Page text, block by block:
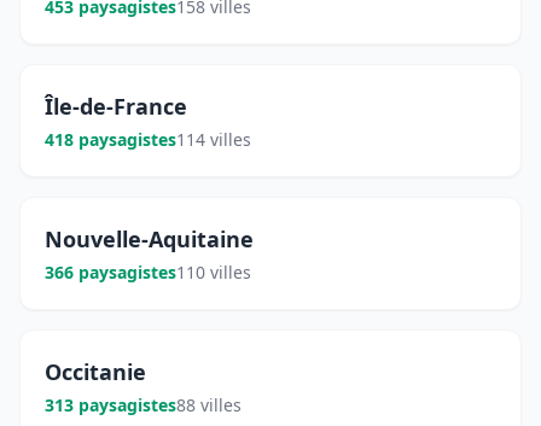
453 paysagistes158 villes
Île-de-France
418 paysagistes114 villes
Nouvelle-Aquitaine
366 paysagistes110 villes
Occitanie
313 paysagistes88 villes